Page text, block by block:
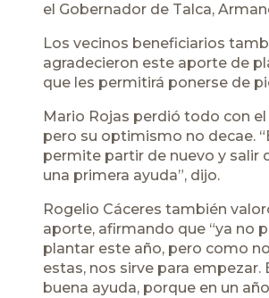
el Gobernador de Talca,
Los vecinos beneficiarios
agradecieron este aporte de
que les permitirá ponerse de
Mario Rojas perdió todo con
pero su optimismo no decae.
permite partir de nuevo y salir
una primera ayuda”, dijo.
Rogelio Cáceres también
aporte, afirmando que “ya no
plantar este año, pero como
estas, nos sirve para empezar.
buena ayuda, porque en un